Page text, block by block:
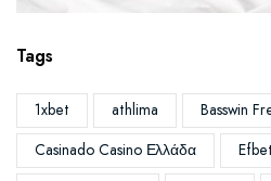
Tags
1xbet athlima
Basswin
Casinado Casino Ελλάδα